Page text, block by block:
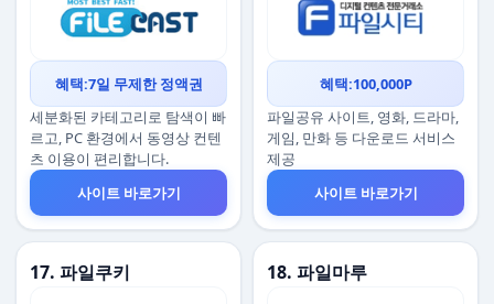
혜택:7일 무제한 정액권
세분화된 카테고리로 탐색이 빠
르고, PC 환경에서 동영상 컨텐
츠 이용이 편리합니다.
사이트 바로가기
혜택:100,000P
파일공유 사이트, 영화, 드라마,
게임, 만화 등 다운로드 서비스
제공
사이트 바로가기
17. 파일쿠키 18. 파일마루